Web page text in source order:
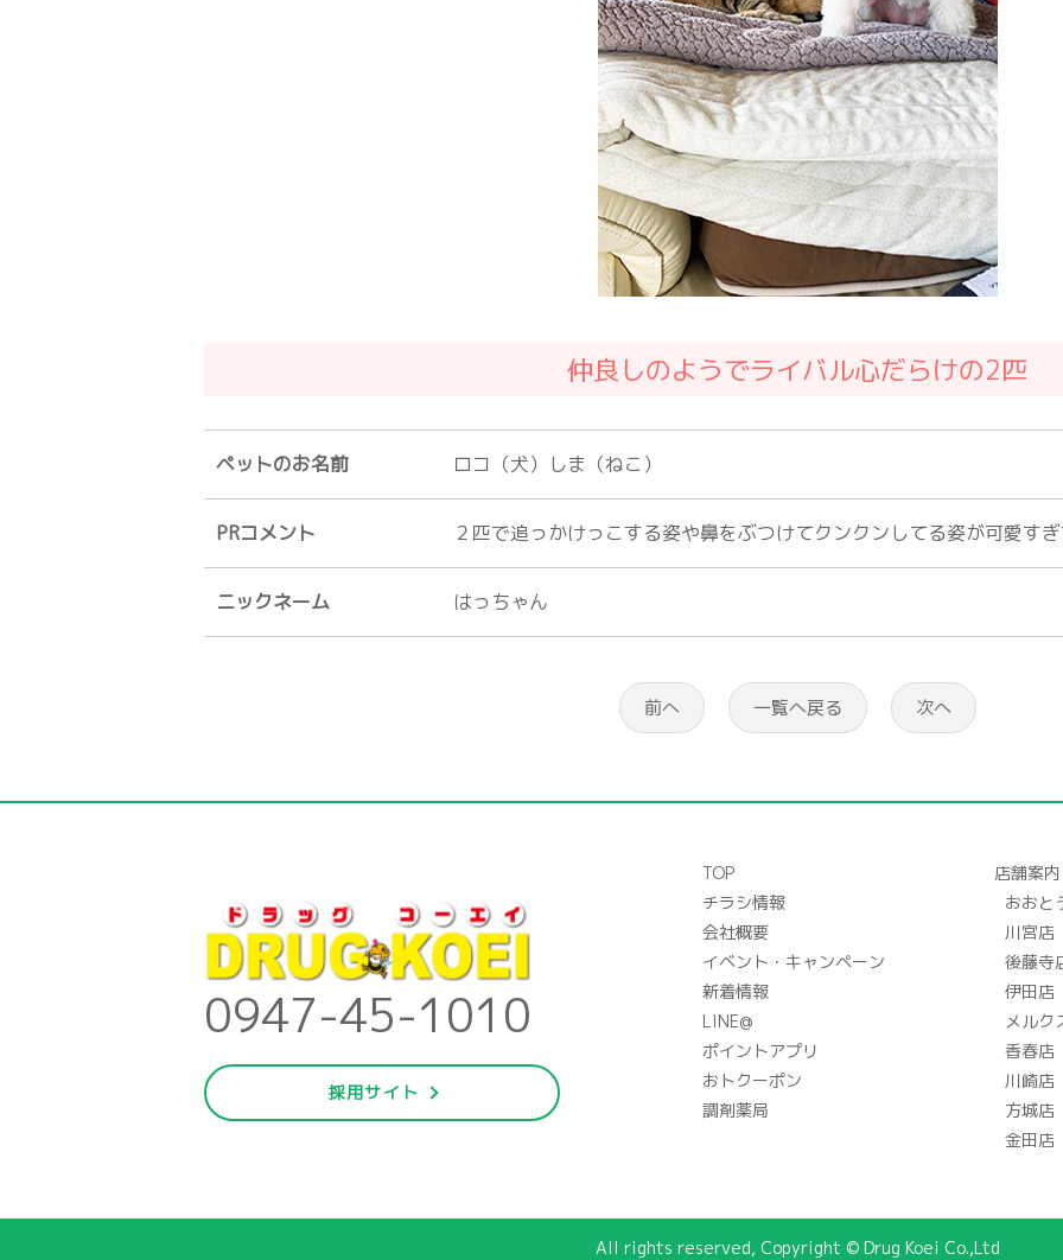
仲良しのようでライバル心だらけの2匹
ペットのお名前 ロコ（犬）しま（ねこ）
PRコメント ２匹で追っかけっこする姿や鼻をぶつけてクンクンしてる姿が可愛す
ニックネーム はっちゃん
前へ 一覧へ戻る 次へ
0947-45-1010
採用サイト
TOP
チラシ情報
会社概要
イベント・キャンペーン
新着情報
LINE@
ポイントアプリ
おトクーポン
調剤薬局
店舗案内
おおと
川宮店
後藤寺
伊田店
メルク
香春店
川崎店
方城店
金田店
All rights reserved, Copyright © Drug Koei Co.,Ltd